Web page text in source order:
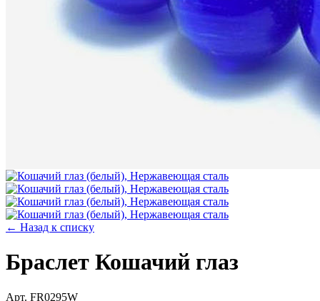
← Назад к списку
Браслет Кошачий глаз
Арт. FR0295W